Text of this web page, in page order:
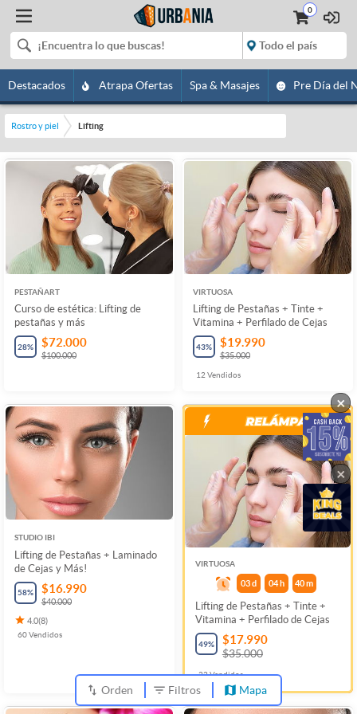
0
Destacados Atrapa Ofertas Spa & Masajes Pre Día del
Rostro y piel Lifting
PESTAÑART
Curso de estética: Lifting de
pestañas y más
28% $72.000
$100.000
VIRTUOSA
Lifting de Pestañas + Tinte +
Vitamina + Perfilado de Cejas
43% $19.990
$35.000
12 Vendidos
STUDIO IBI
Lifting de Pestañas + Laminado
de Cejas y Más!
58% $16.990
$40.000
4.0(8)
60Vendidos
VIRTUOSA
03 d 04 h 40m
Lifting de Pestañas + Tinte +
Vitamina + Perfilado de Cejas
49% $17.990
$35.000
22Vendidos
Orden Filtros Mapa
×
×